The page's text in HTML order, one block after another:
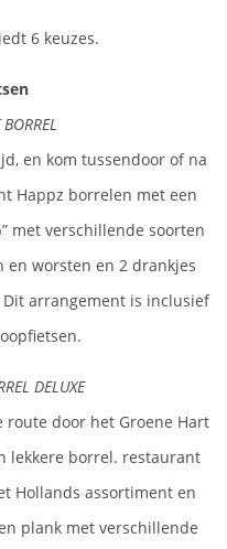
6 keuzes.
en kom tussendoor of na
Happz borrelen met een
met verschillende soorten
worsten en 2 drankjes
arrangement is inclusief
DELUXE
door het Groene Hart
lekkere borrel. restaurant
Hollands assortiment en
plank met verschillende